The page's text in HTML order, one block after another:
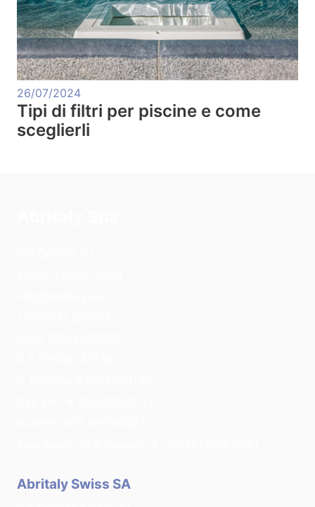
26/07/2024
Tipi di filtri per piscine e come
sceglierli
Abritaly Swiss SA